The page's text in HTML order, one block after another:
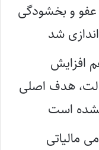
عفو و بخشودگی
شد
افزایش
هدف اصلی
است
مالیاتی